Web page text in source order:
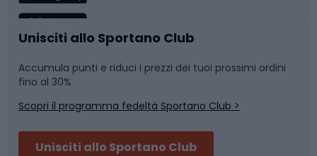
Caschi da ciclismo
Skitouring
Nuoto
Pattinaggio
Unisciti allo Sportano Club
Accumula punti e riduci i prezzi dei tuoi prossimi ordini
fino al 30%
Scopri il programma fedeltà Sportano Club >
Unisciti allo Sportano Club